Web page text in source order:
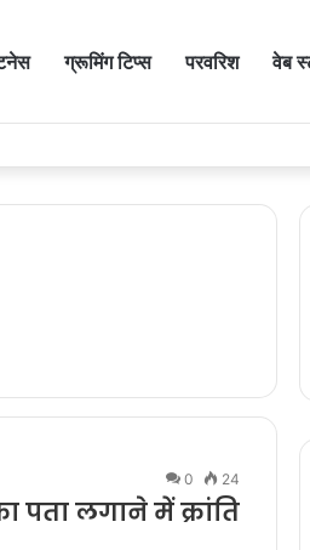
ग्रूमिंग टिप्स परवरिश वेब
0 24
पता लगाने में क्रांति